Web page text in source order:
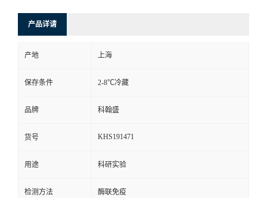
产品详请
产地 上海
保存条件 2-8℃冷藏
品牌 科翰盛
货号 KHS191471
用途 科研实验
检测方法 酶联免疫